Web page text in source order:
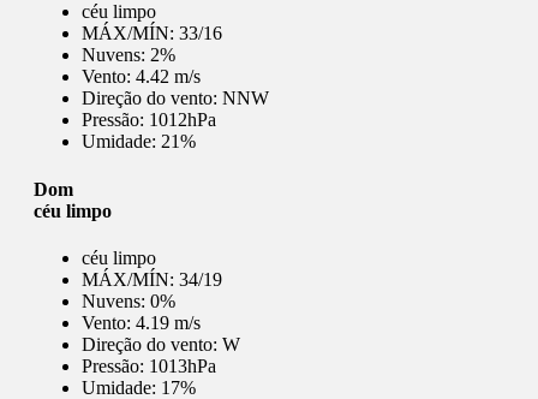
céu limpo
MÁX/MÍN: 33/16
Nuvens: 2%
Vento: 4.42 m/s
Direção do vento: NNW
Pressão: 1012hPa
Umidade: 21%
Dom
céu limpo
céu limpo
MÁX/MÍN: 34/19
Nuvens: 0%
Vento: 4.19 m/s
Direção do vento: W
Pressão: 1013hPa
Umidade: 17%